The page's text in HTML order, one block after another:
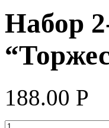
Набор
188.00 Р